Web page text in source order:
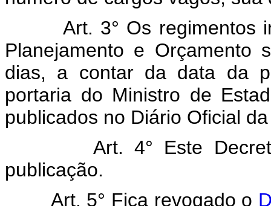
Art. 3° Os regimentos
Planejamento e Orçamento
dias, a contar da data da
portaria do Ministro de
publicados no Diário Oficial
Art. 4° Este Decreto
publicação.
Art. 5° Fica revogado o